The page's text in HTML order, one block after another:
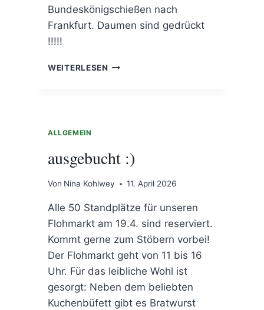
Bundeskönigschießen nach
Frankfurt. Daumen sind gedrückt
!!!!!
WEITERLESEN LANDESVERBANDSJUGENDKÖNIG
ALLGEMEIN
ausgebucht :)
Von Nina Kohlwey 11. April 2026
Alle 50 Standplätze für unseren
Flohmarkt am 19.4. sind reserviert.
Kommt gerne zum Stöbern vorbei!
Der Flohmarkt geht von 11 bis 16
Uhr. Für das leibliche Wohl ist
gesorgt: Neben dem beliebten
Kuchenbüfett gibt es Bratwurst